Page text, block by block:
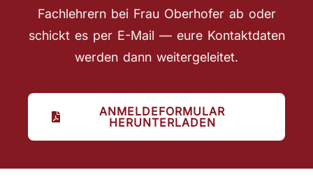
Fachlehrern bei Frau Oberhofer ab oder
schickt es per E-Mail — eure Kontaktdaten
werden dann weitergeleitet.
ANMELDEFORMULAR
HERUNTERLADEN